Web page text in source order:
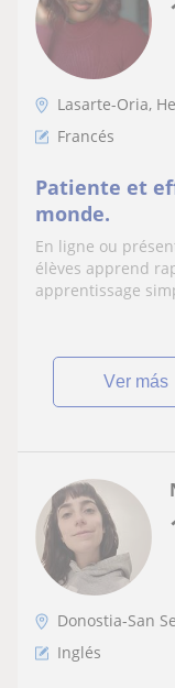
Lasarte-Oria,
Francés
Patiente et
monde.
En ligne ou
élèves apprend
apprentissage
ver más
Donostia-San
Inglés